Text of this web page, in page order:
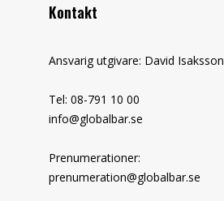
Kontakt
Ansvarig utgivare: David Isaksson
Tel: 08-791 10 00
info@globalbar.se
Prenumerationer:
prenumeration@globalbar.se